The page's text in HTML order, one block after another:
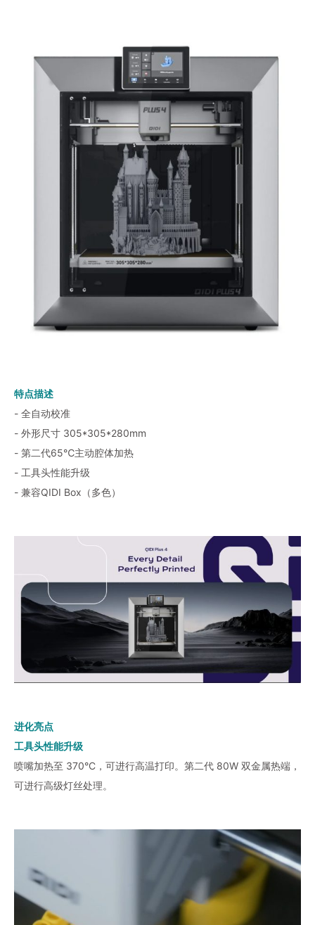
特点描述
- 全自动校准
- 外形尺寸 305*305*280mm
- 第二代65℃主动腔体加热
- 工具头性能升级
- 兼容QIDI Box（多色）
进化亮点
工具头性能升级
喷嘴加热至 370°C，可进行高温打印。第二代 80W 双金属热端，
可进行高级灯丝处理。